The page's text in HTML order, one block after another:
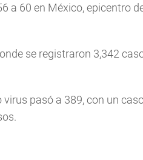
a 60 en México, epicentro
se registraron 3,342
pasó a 389, con un